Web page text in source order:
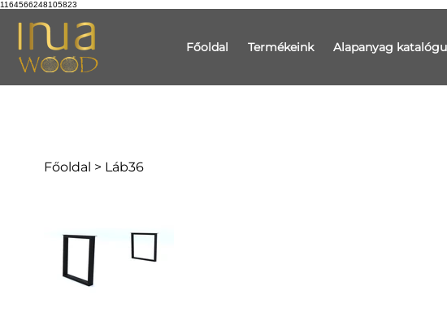
1164566248105823
Főoldal Termékeink Alapanyag
Főoldal > Láb36